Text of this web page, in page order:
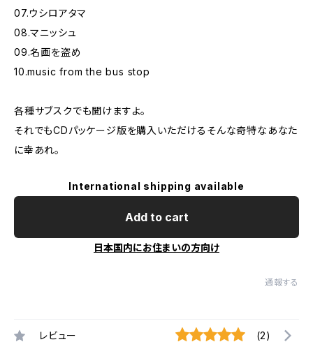
07.ウシロアタマ
08.マニッシュ
09.名画を盗め
10.music from the bus stop
各種サブスクでも聞けますよ。
それでもCDパッケージ版を購入いただけるそんな奇特なあなた
に幸あれ。
International shipping available
Add to cart
日本国内にお住まいの方向け
通報する
レビュー (2)